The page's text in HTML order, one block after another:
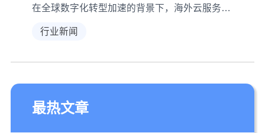
在全球数字化转型加速的背景下，海外云服务器页面压缩技术正成为企业提升国际业务性能的关键策略
行业新闻
最热文章